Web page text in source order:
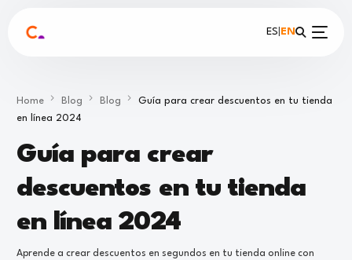
ES EN
Home Blog Blog
Guía para crear descuentos en tu tienda
en línea 2024
Guía para crear
descuentos en tu tienda
en línea 2024
Aprende a crear descuentos en segundos en tu tienda online con